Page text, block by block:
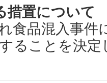
置について
品混入事件
ることを決